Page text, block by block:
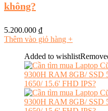
không?
5.200.000 ₫
Thêm vào giỏ hàng +
Added to wishlist